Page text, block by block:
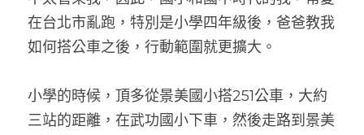
在台北市亂跑，特別是小學四年級後，爸爸教我
如何搭公車之後，行動範圍就更擴大。
小學的時候，頂多從景美國小搭251公車，大約
三站的距離，在武功國小下車，然後走路到景美